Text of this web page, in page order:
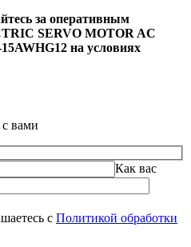
за оперативным
SERVO MOTOR AC
на условиях
вами
Как вас
с Политикой обработки